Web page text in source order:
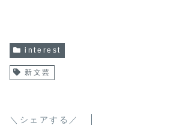
interest
新文芸
＼シェアする／